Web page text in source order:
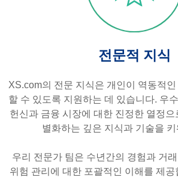
전문적 지식
XS.com의 전문 지식은 개인이 역동적
할 수 있도록 지원하는 데 있습니다. 우
헌신과 금융 시장에 대한 진정한 열정
별화하는 깊은 지식과 기술을
우리 전문가 팀은 수년간의 경험과 거
위험 관리에 대한 포괄적인 이해를 제공